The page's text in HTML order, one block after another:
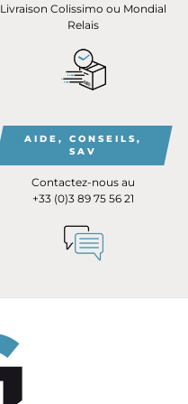
Livraison Colissimo ou Mondial
Relais
AIDE, CONSEILS,
SAV
Contactez-nous au
+33 (0)3 89 75 56 21